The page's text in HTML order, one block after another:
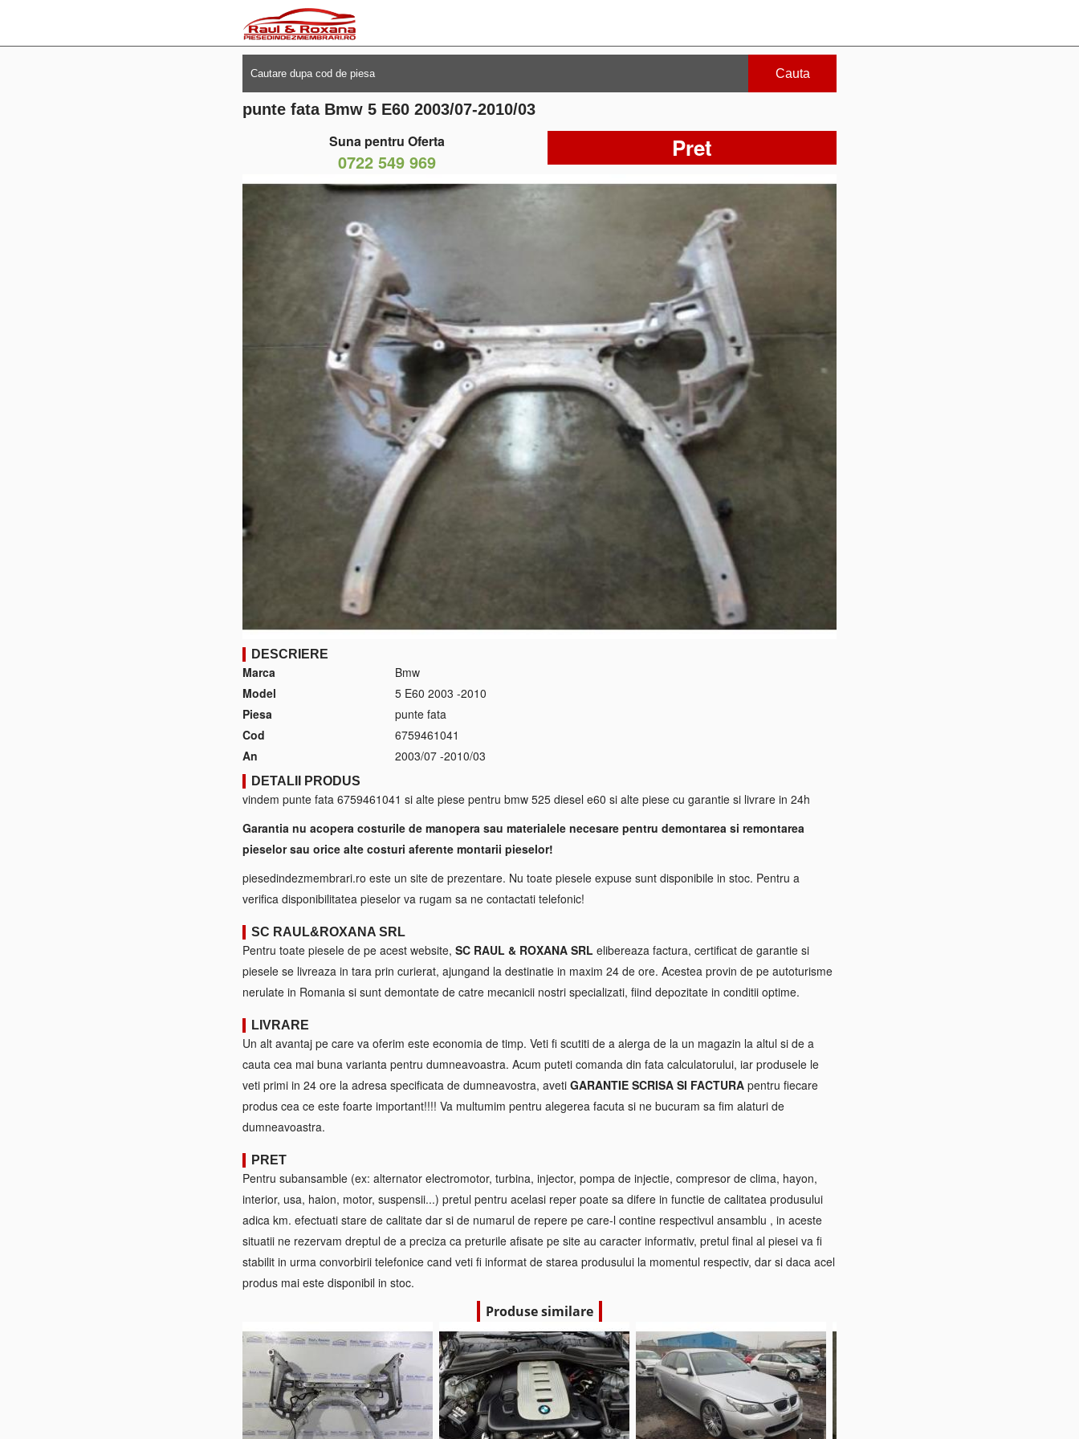
Cauta
punte fata Bmw 5 E60 2003/07-2010/03
Suna pentru Oferta
0722 549 969 Pret
DESCRIERE
Marca
Bmw
Model
5 E60 2003 -2010
Piesa
punte fata
Cod
6759461041
An
2003/07 -2010/03
DETALII PRODUS
vindem punte fata 6759461041 si alte piese pentru bmw 525 diesel e60 si alte piese cu garantie si livrare in 24h
Garantia nu acopera costurile de manopera sau materialele necesare pentru demontarea si remontarea
pieselor sau orice alte costuri aferente montarii pieselor!
piesedindezmembrari.ro este un site de prezentare. Nu toate piesele expuse sunt disponibile in stoc. Pentru a
verifica disponibilitatea pieselor va rugam sa ne contactati telefonic!
SC RAUL&ROXANA SRL
Pentru toate piesele de pe acest website, SC RAUL & ROXANA SRL elibereaza factura, certificat de garantie si
piesele se livreaza in tara prin curierat, ajungand la destinatie in maxim 24 de ore. Acestea provin de pe autoturisme
nerulate in Romania si sunt demontate de catre mecanicii nostri specializati, fiind depozitate in conditii optime.
LIVRARE
Un alt avantaj pe care va oferim este economia de timp. Veti fi scutiti de a alerga de la un magazin la altul si de a
cauta cea mai buna varianta pentru dumneavoastra. Acum puteti comanda din fata calculatorului, iar produsele le
veti primi in 24 ore la adresa specificata de dumneavostra, aveti GARANTIE SCRISA SI FACTURA pentru fiecare
produs cea ce este foarte important!!!! Va multumim pentru alegerea facuta si ne bucuram sa fim alaturi de
dumneavoastra.
PRET
Pentru subansamble (ex: alternator electromotor, turbina, injector, pompa de injectie, compresor de clima, hayon,
interior, usa, haion, motor, suspensii...) pretul pentru acelasi reper poate sa difere in functie de calitatea produsului
adica km. efectuati stare de calitate dar si de numarul de repere pe care-l contine respectivul ansamblu , in aceste
situatii ne rezervam dreptul de a preciza ca preturile afisate pe site au caracter informativ, pretul final al piesei va fi
stabilit in urma convorbirii telefonice cand veti fi informat de starea produsului la momentul respectiv, dar si daca acel
produs mai este disponibil in stoc.
Produse similare